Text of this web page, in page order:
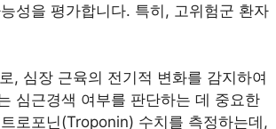
성을 평가합니다. 특히, 고위험군 환자
, 심장 근육의 전기적 변화를 감지하여
심근경색 여부를 판단하는 데 중요한
로포닌(Troponin) 수치를 측정하는데,